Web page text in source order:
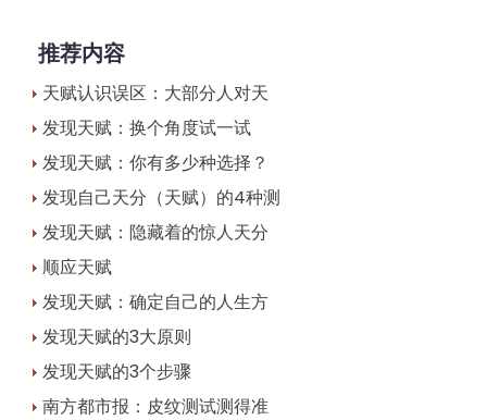
推荐内容
天赋认识误区：大部分人对天
发现天赋：换个角度试一试
发现天赋：你有多少种选择？
发现自己天分（天赋）的4种测
发现天赋：隐藏着的惊人天分
顺应天赋
发现天赋：确定自己的人生方
发现天赋的3大原则
发现天赋的3个步骤
南方都市报：皮纹测试测得准